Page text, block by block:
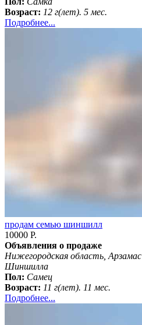
Возраст: 12 г(лет). 5 мес.
Подробнее...
продам семью шиншилл
10000 Р.
Объявления о продаже
Нижегородская область, Арзамас
Шиншилла
Пол: Самец
Возраст: 11 г(лет). 11 мес.
Подробнее...